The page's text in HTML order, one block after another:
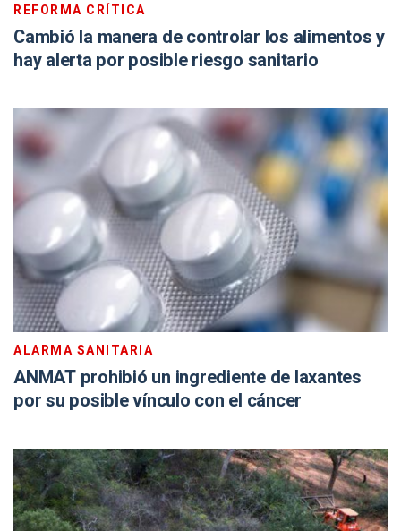
REFORMA CRÍTICA
Cambió la manera de controlar los alimentos y
hay alerta por posible riesgo sanitario
ALARMA SANITARIA
ANMAT prohibió un ingrediente de laxantes
por su posible vínculo con el cáncer